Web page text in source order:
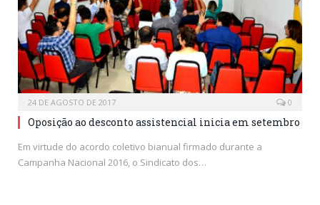
24 DE AGOSTO DE 2017 0
Oposição ao desconto assistencial inicia em setembro
Em virtude do acordo coletivo bianual firmado durante a
Campanha Nacional 2016, o Sindicato dos…